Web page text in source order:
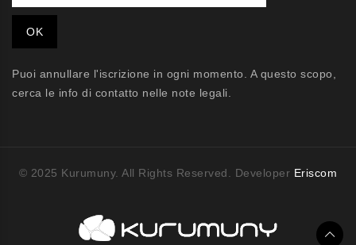
Puoi annullare l'iscrizione in ogni momento. A questo scopo,
cerca le info di contatto nelle note legali.
© 2025 Kurumuny. All Rights Reserved. Developer Eriscom